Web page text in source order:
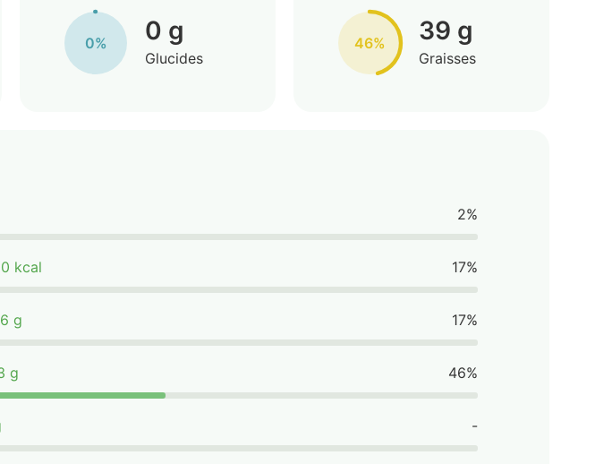
0% 0 g
Glucides
46% 39 g
Graisses
2%
kcal 17%
g 17%
g 46%
-